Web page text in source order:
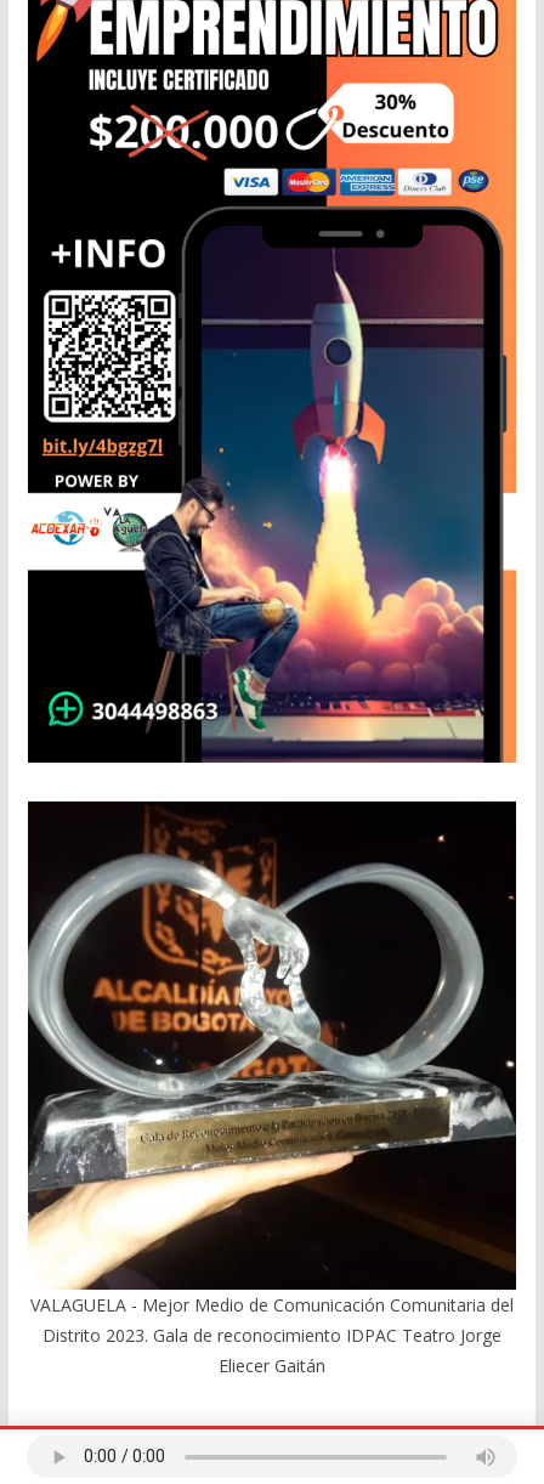
VALAGUELA - Mejor Medio de Comunicación Comunitaria del
Distrito 2023. Gala de reconocimiento IDPAC Teatro Jorge
Eliecer Gaitán